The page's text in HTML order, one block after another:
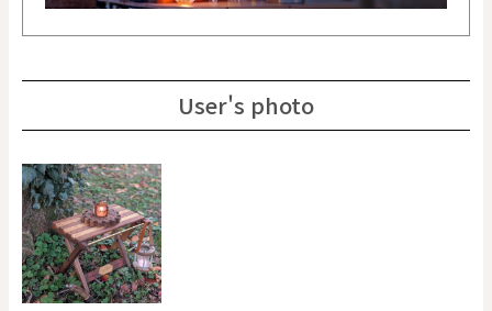
User's photo